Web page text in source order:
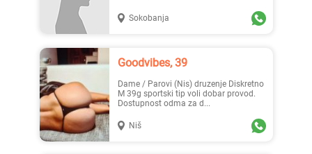
Sokobanja
Goodvibes, 39
Dame / Parovi (Nis) druzenje Diskretno
M 39g sportski tip voli dobar provod.
Dostupnost odma za d...
Niš